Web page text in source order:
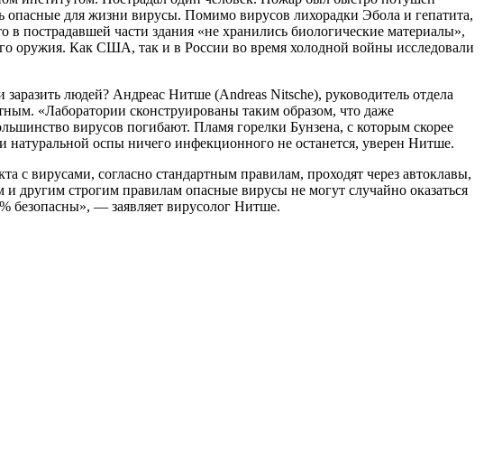
для жизни вирусы. Помимо вирусов лихорадки Эбола и гепатита,
пострадавшей части здания «не хранились биологические материалы»,
оружия. Как США, так и в России во время холодной войны исследовали
людей? Андреас Нитше (Andreas Nitsche), руководитель отдела
«Лаборатории сконструированы таким образом, что даже
вирусов погибают. Пламя горелки Бунзена, с которым скорее
натуральной оспы ничего инфекционного не останется, уверен Нитше.
с вирусами, согласно стандартным правилам, проходят через автоклавы,
другим строгим правилам опасные вирусы не могут случайно оказаться
безопасны», — заявляет вирусолог Нитше.